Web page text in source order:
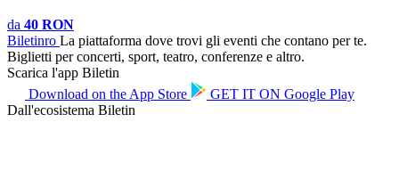
da 40 RON
Biletinro La piattaforma dove trovi gli eventi che contano per te.
Biglietti per concerti, sport, teatro, conferenze e altro.
Scarica l'app Biletin
Download on the App Store GET IT ON Google Play
Dall'ecosistema Biletin